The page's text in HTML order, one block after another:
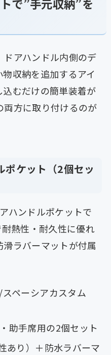
で”手元収納”を
ドアハンドル内側のデ
収納を追加するアイ
むだけの簡単装着が
方に取り付けるのが
ポケット（2個セッ
ハンドルポケットで
熱性・耐久性に優れ
ラバーマットが付属
スペーシアカスタム
助手席用の2個セット
あり）＋防水ラバーマ